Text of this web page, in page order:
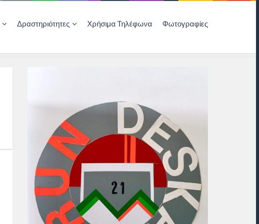
Δραστηριότητες Χρήσιμα Τηλέφωνα Φωτογραφίες